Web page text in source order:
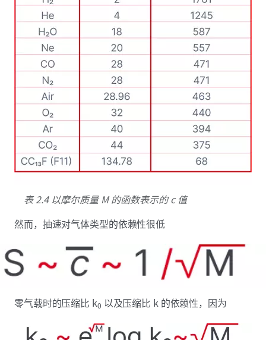
表 2.4 以摩尔质量 M 的函数表示的 c 值
然而，抽速对气体类型的依赖性很低
零气载时的压缩比 k0 以及压缩比 k 的依赖性，因为